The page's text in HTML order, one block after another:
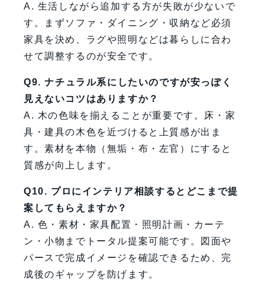
A. 生活しながら追加する方が失敗が少ないで
す。まずソファ・ダイニング・収納など必須
家具を決め、ラグや照明などは暮らしに合わ
せて調整するのが安全です。
Q9. ナチュラル系にしたいのですが安っぽく
見えないコツはありますか？
A. 木の色味を揃えることが重要です。床・家
具・建具の木色を近づけると上質感が出ま
す。素材を本物（無垢・布・左官）にすると
質感が向上します。
Q10. プロにインテリア相談するとどこまで提
案してもらえますか？
A. 色・素材・家具配置・照明計画・カーテ
ン・小物までトータル提案可能です。図面や
パースで完成イメージを確認できるため、完
成後のギャップを防げます。